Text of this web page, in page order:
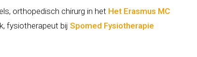
orthopedisch chirurg in het Het Erasmus MC
fysiotherapeut bij Spomed Fysiotherapie